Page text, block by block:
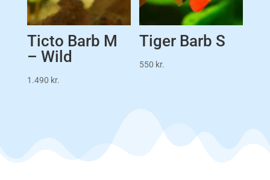
Ticto Barb M
– Wild
1.490 kr.
Tiger Barb S
550 kr.